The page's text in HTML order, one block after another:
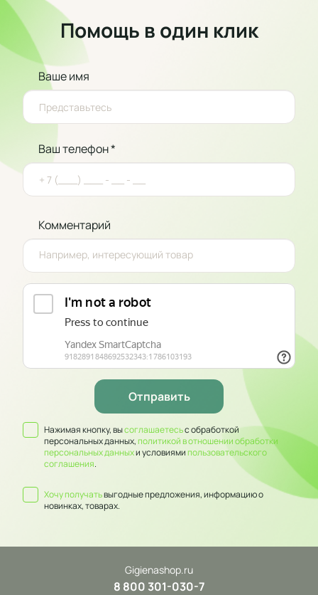
Помощь в один клик
Ваше имя
Ваш телефон *
Комментарий
Нажимая кнопку, высоглашаетесьс обработкой
персональных данных,политикой в отношении обработки
персональных данныхи условиямипользовательского
соглашения.
Хочу получатьвыгодные предложения, информацию о
новинках, товарах.
Gigienashop.ru
8 800 301-030-7